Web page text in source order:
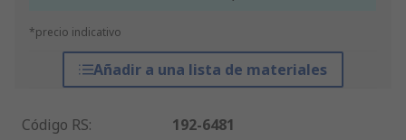
*precio indicativo
Añadir a una lista de materiales
Código RS:
192-6481